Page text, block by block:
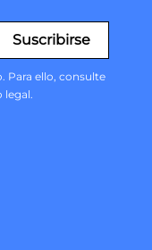
Para ello, consulte
legal.